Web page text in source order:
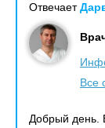
Отвечает
Все
Добрый день.